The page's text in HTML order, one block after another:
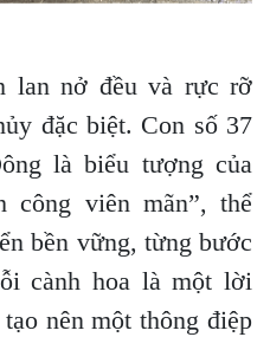
lan nở đều và rực rỡ
đặc biệt. Con số 37
là biểu tượng của
công viên mãn”, thể
bền vững, từng bước
cành hoa là một lời
nên một thông điệp